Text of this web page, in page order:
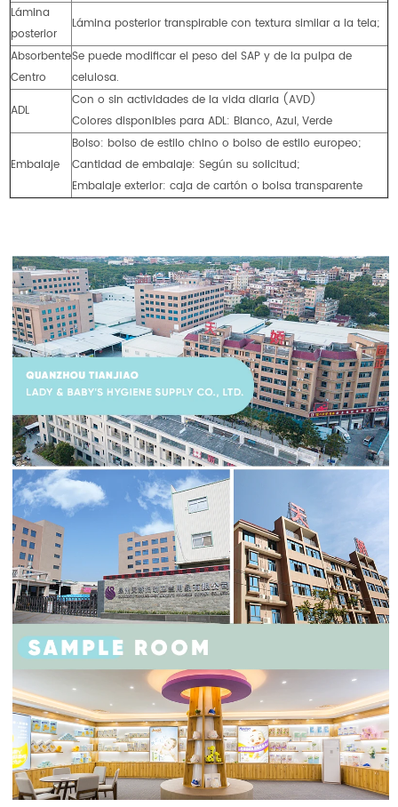
Lámina
posterior
Lámina posterior transpirable con textura similar a la tela;
Absorbente
Centro
Se puede modificar el peso del SAP y de la pulpa de
celulosa.
ADL
Con o sin actividades de la vida diaria (AVD)
Colores disponibles para ADL: Blanco, Azul, Verde
Embalaje
Bolso: bolso de estilo chino o bolso de estilo europeo;
Cantidad de embalaje: Según su solicitud;
Embalaje exterior: caja de cartón o bolsa transparente